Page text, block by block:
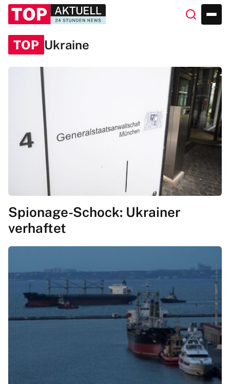
TOP Ukraine
Spionage-Schock: Ukrainer
verhaftet